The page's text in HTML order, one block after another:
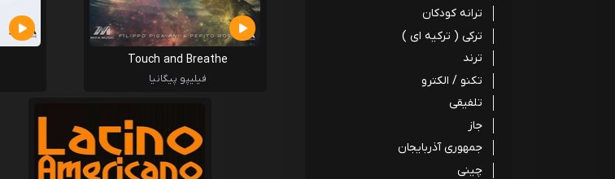
ترانه کودکان
ترکی ( ترکیه ای )
ترند
تکنو / الکترو
تلفیقی
جاز
جمهوری آذربایجان
چینی
Touch and Breathe
فیلیپو پیگانیا